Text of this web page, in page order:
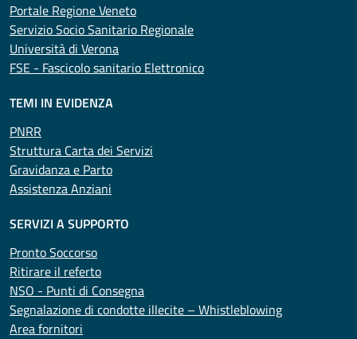
Portale Regione Veneto
Servizio Socio Sanitario Regionale
Università di Verona
FSE - Fascicolo sanitario Elettronico
TEMI IN EVIDENZA
PNRR
Struttura Carta dei Servizi
Gravidanza e Parto
Assistenza Anziani
SERVIZI A SUPPORTO
Pronto Soccorso
Ritirare il referto
NSO - Punti di Consegna
Segnalazione di condotte illecite – Whistleblowing
Area fornitori